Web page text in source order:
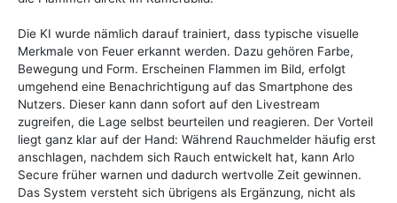
Die KI wurde nämlich darauf trainiert, dass typische visuelle
Merkmale von Feuer erkannt werden. Dazu gehören Farbe,
Bewegung und Form. Erscheinen Flammen im Bild, erfolgt
umgehend eine Benachrichtigung auf das Smartphone des
Nutzers. Dieser kann dann sofort auf den Livestream
zugreifen, die Lage selbst beurteilen und reagieren. Der Vorteil
liegt ganz klar auf der Hand: Während Rauchmelder häufig erst
anschlagen, nachdem sich Rauch entwickelt hat, kann Arlo
Secure früher warnen und dadurch wertvolle Zeit gewinnen.
Das System versteht sich übrigens als Ergänzung, nicht als